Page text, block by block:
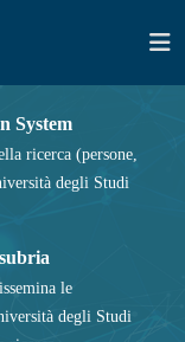
System
ricerca (persone,
degli Studi
le
degli Studi